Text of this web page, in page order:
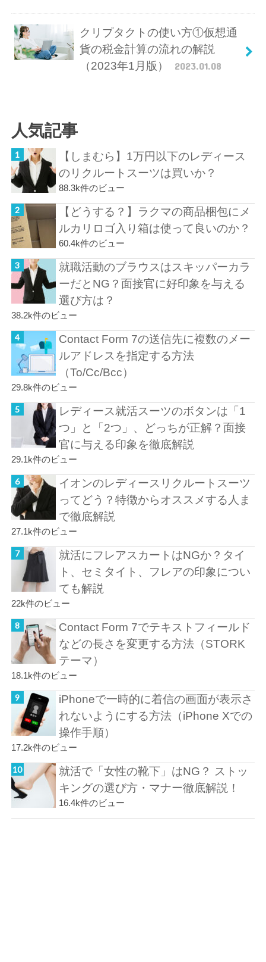
クリプタクトの使い方①仮想通
貨の税金計算の流れの解説
（2023年1月版）
2023.01.08
人気記事
【しまむら】1万円以下のレディース
のリクルートスーツは買いか？
88.3k件のビュー
【どうする？】ラクマの商品梱包にメ
ルカリロゴ入り箱は使って良いのか？
60.4k件のビュー
就職活動のブラウスはスキッパーカラ
ーだとNG？面接官に好印象を与える
選び方は？
38.2k件のビュー
Contact Form 7の送信先に複数のメー
ルアドレスを指定する方法
（To/Cc/Bcc）
29.8k件のビュー
レディース就活スーツのボタンは「1
つ」と「2つ」、どっちが正解？面接
官に与える印象を徹底解説
29.1k件のビュー
イオンのレディースリクルートスーツ
ってどう？特徴からオススメする人ま
で徹底解説
27.1k件のビュー
就活にフレアスカートはNGか？タイ
ト、セミタイト、フレアの印象につい
ても解説
22k件のビュー
Contact Form 7でテキストフィールド
などの長さを変更する方法（STORK
テーマ）
18.1k件のビュー
iPhoneで一時的に着信の画面が表示さ
れないようにする方法（iPhone Xでの
操作手順）
17.2k件のビュー
就活で「女性の靴下」はNG？ ストッ
キングの選び方・マナー徹底解説！
16.4k件のビュー